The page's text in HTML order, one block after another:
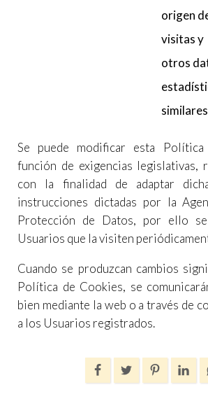
origen
visitas y
otros
Se puede modificar esta
función de exigencias legislativas,
con la finalidad de adaptar
instrucciones dictadas por la
Protección de Datos, por ello
Usuarios que la visiten
Cuando se produzcan cambios
Política de Cookies, se
bien mediante la web o a través de
a los Usuarios registrados.